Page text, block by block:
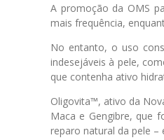
A promoção da OMS
mais frequência,
No entanto, o uso
indesejáveis à pele,
que contenha ativo
Oligovita™, ativo da
Maca e Gengibre, que
reparo natural da pele –